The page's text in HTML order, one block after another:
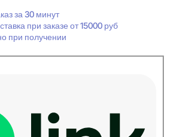
за 30 минут
при заказе от 15000 руб
при получении